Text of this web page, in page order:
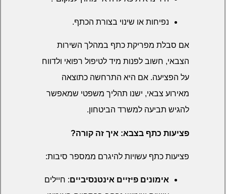
נפיחות או שינוי בצורת הכתף.
אם סבלת מפריקת כתף במהלך השירות
הצבאי, חשוב לפנות מיד לטיפול רפואי ולדווח
על הפציעה. אם היא התרחשה כתוצאה
מאירוע צבאי, ישנו תהליך משפטי שמאפשר
להגיש תביעה למשרד הביטחון.
פציעות כתף בצבא: איך זה קורה?
פציעות כתף עשויות להיגרם ממספר סיבות:
אימונים פיזיים אינטנסיביים: חיילים